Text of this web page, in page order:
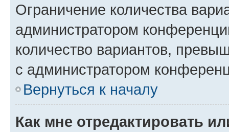
Ограничение количества
администратором
количество вариантов,
с администратором
Вернуться к началу
Как мне отредактировать